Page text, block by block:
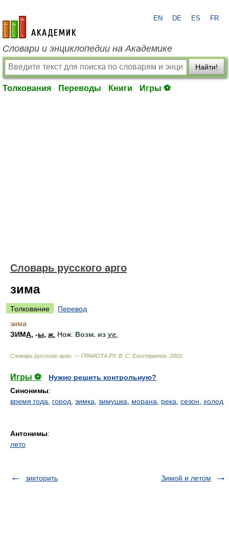
academic.ru
EN DE ES FR
Словари и энциклопедии на Академике
Найти!
Толкования Переводы Книги Игры ⚽
Словарь русского арго
зима
Толкование
Перевод
зима
ЗИМА, -ы, ж. Нож. Возм. из уг.
Словарь русского арго. — ГРАМОТА.РУ. В. С. Елистратов 2002
Игры ⚽
Нужно решить контрольную?
Синонимы:
время года
город зимка зимушка морана река сезон холод
Антонимы:
лето
зикторить Зимой и летом